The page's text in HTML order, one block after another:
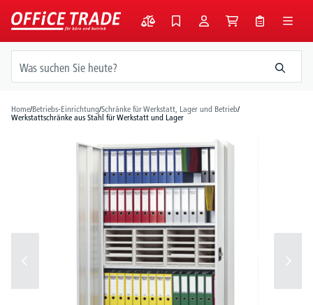
springen
Home/Betriebs-Einrichtung/Schränke für Werkstatt, Lager und Betrieb/
Werkstattschränke aus Stahl für Werkstatt und Lager
Bildergalerie überspringen